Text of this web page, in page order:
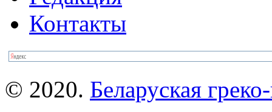
Контакты
© 2020. Беларуская